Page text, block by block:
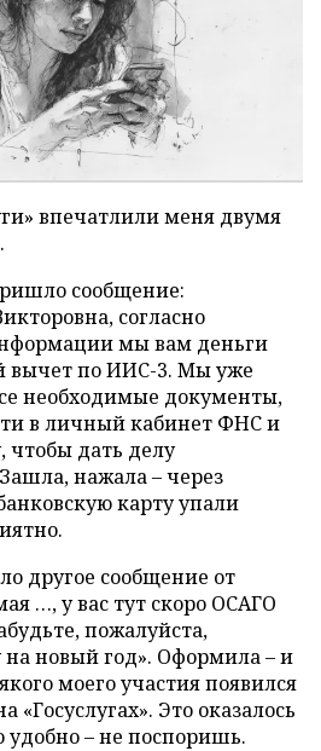
впечатлили меня двумя
сообщение:
согласно
мы вам деньги
вычет по ИИС-3. Мы уже
необходимые документы,
в личный кабинет ФНС и
чтобы дать делу
нажала – через
карту упали
другое сообщение от
…, у вас тут скоро ОСАГО
пожалуйста,
на новый год». Оформила – и
моего участия появился
«Госуслугах». Это оказалось
удобно – не поспоришь.